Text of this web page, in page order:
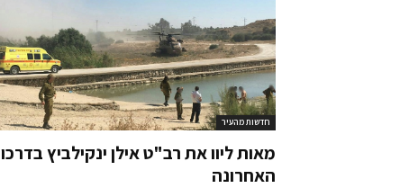
חדשות מהעיר
מאות ליוו את רב"ט אילן ינקילביץ בדרכו
האחרונה